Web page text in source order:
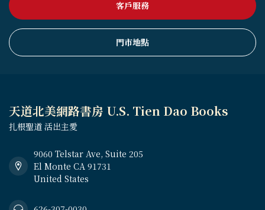
客戶服務
門市地點
天道北美網路書房 U.S. Tien Dao Books
扎根聖道 活出主愛
9060 Telstar Ave, Suite 205
El Monte CA 91731
United States